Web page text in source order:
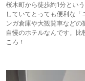
桜木町から徒歩約1分とい
していてとっても便利な
ンガ倉庫や大観覧車など
自慢のホテルなんです。比
ころ！